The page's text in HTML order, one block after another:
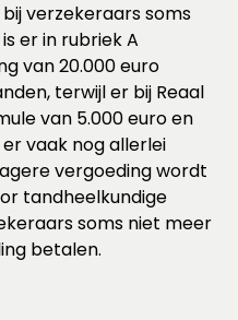
verzekeraars soms
er in rubriek A
van 20.000 euro
terwijl er bij Reaal
van 5.000 euro en
er vaak nog allerlei
vergoeding wordt
tandheelkundige
soms niet meer
betalen.